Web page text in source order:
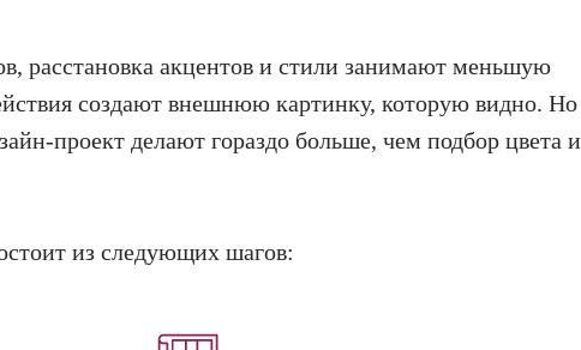
расстановка акцентов и стили занимают меньшую
создают внешнюю картинку, которую видно. Но
проект делают гораздо больше, чем подбор цвета и
из следующих шагов: